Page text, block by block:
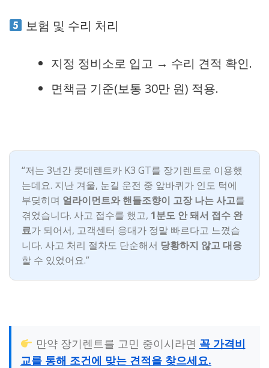
보험 및 수리 처리
지정 정비소로 입고 → 수리 견적 확인.
면책금 기준(보통 30만 원) 적용.
“저는 3년간 롯데렌트카 K3 GT를 장기렌트로 이용했
는데요. 지난 겨울, 눈길 운전 중 앞바퀴가 인도 턱에
부딪히며 얼라이먼트와 핸들조향이 고장 나는 사고를
겪었습니다. 사고 접수를 했고, 1분도 안 돼서 접수 완
료가 되어서, 고객센터 응대가 정말 빠르다고 느꼈습
니다. 사고 처리 절차도 단순해서 당황하지 않고 대응
할 수 있었어요.”
만약 장기렌트를 고민 중이시라면 꼭 가격비
교를 통해 조건에 맞는 견적을 찾으세요.